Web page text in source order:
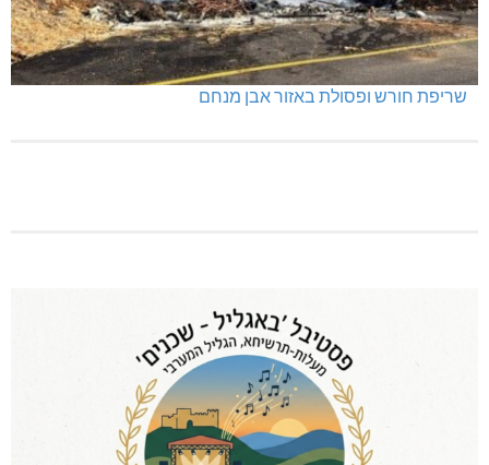
שריפת חורש ופסולת באזור אבן מנחם